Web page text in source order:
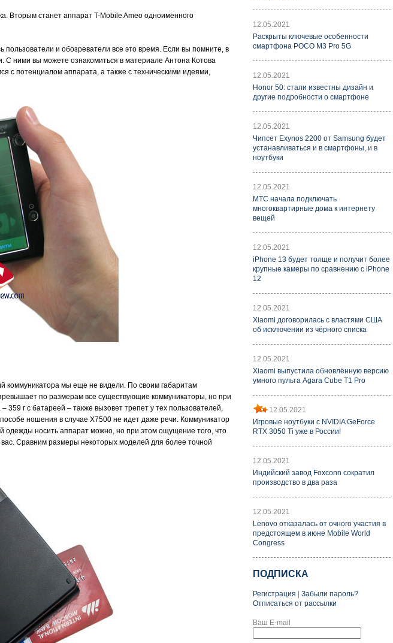
Вторым станет аппарат T-Mobile Ameo одноименного
и обозреватели все это время. Если вы помните, в
С ними вы можете ознакомиться в материале Антона Котова
с потенциалом аппарата, а также с техническими идеями,
коммуникатора мы еще не видели. По своим габаритам
по размерам все существующие коммуникаторы, но при
г с батареей – также вызовет трепет у тех пользователей,
ношения в случае X7500 не идет даже речи. Коммуникатор
одежды носить аппарат можно, но при этом ощущение того, что
вас. Сравним размеры некоторых моделей для более точной
12.05.2021
Раскрыты ключевые особенности
смартфона POCO M3 Pro 5G
12.05.2021
Honor 50: стали известны дизайн и
другие подробности о смартфоне
12.05.2021
Чипсет Exynos 2200 от Samsung будет
устанавливаться и в смартфоны, и в
ноутбуки
12.05.2021
МТС начала подключать
многоквартирные дома к интернету
вещей
12.05.2021
iPhone 13 будет толще и получит более
крупные камеры по сравнению с iPhone
12
12.05.2021
Xiaomi договорилась с властями США
об исключении из чёрного списка
12.05.2021
Xiaomi выпустила обновлённую версию
умного пульта Agara Cube T1 Pro
12.05.2021
Игровые ноутбуки с NVIDIA GeForce
RTX 3050 Ti уже в России!
12.05.2021
Индийский завод Foxconn сократил
производство в два раза
12.05.2021
Lenovo отказалась от очного участия в
предстоящем в июне Mobile World
Congress
ПОДПИСКА
Регистрация
Забыли пароль?
Отписаться от рассылки
Ваш E-mail